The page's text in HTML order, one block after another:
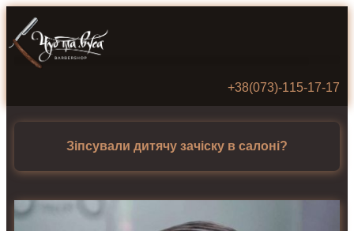
+38(073)‑115‑17‑17
Зіпсували дитячу зачіску в салоні?